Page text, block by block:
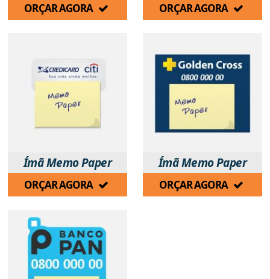
ORÇAR AGORA ORÇAR AGORA
Ímã Memo Paper
ORÇAR AGORA
Ímã Memo Paper
ORÇAR AGORA